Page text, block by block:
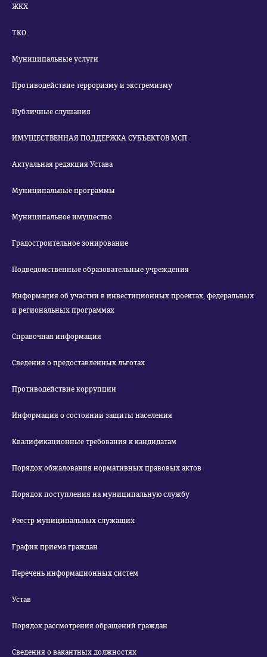
ЖКХ
ТКО
Муниципальные услуги
Противодействие терроризму и экстремизму
Публичные слушания
ИМУЩЕСТВЕННАЯ ПОДДЕРЖКА СУБЪЕКТОВ МСП
Актуальная редакция Устава
Муниципальные программы
Муниципальное имущество
Градостроительное зонирование
Подведомственные образовательные учреждения
Информация об участии в инвестиционных проектах, федеральных
и региональных программах
Справочная информация
Сведения о предоставленных льготах
Противодействие коррупции
Информация о состоянии защиты населения
Квалификационные требования к кандидатам
Порядок обжалования нормативных правовых актов
Порядок поступления на муниципальную службу
Реестр муниципальных служащих
График приема граждан
Перечень информационных систем
Устав
Порядок рассмотрения обращений граждан
Сведения о вакантных должностях